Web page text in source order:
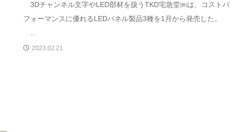
3Dチャンネル文字やLED部材を扱うTKD宅急堂㈱は、コストパ
フォーマンスに優れるLEDパネル製品3種を1月から発売した。
2023.02.21